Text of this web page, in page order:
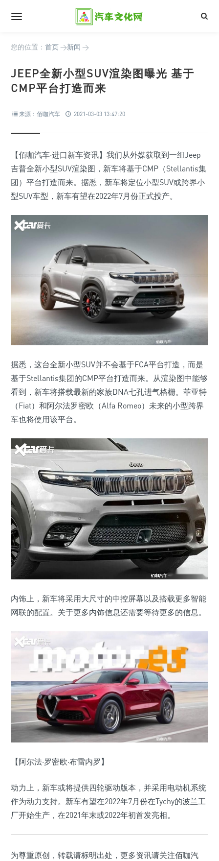
您的位置： 首页 >新闻 >
JEEP全新小型SUV渲染图曝光 基于
CMP平台打造而来
来源：佰咖汽车 2021-03-03 13:47:20
【佰咖汽车·进口新车资讯】我们从外媒获取到一组Jeep
吉普全新小型SUV渲染图，新车将基于CMP（Stellantis集
团）平台打造而来。据悉，新车将定位小型SUV或跨界小
型SUV车型，新车有望在2022年7月份正式投产。
据悉，这台全新小型SUV并不会基于FCA平台打造，而是
基于Stellantis集团的CMP平台打造而来。从渲染图中能够
看到，新车将搭载最新的家族DNA七孔进气格栅。菲亚特
（Fiat）和阿尔法罗密欧（Alfa Romeo）未来的小型跨界
车也将使用该平台。
内饰上，新车将采用大尺寸的中控屏幕以及搭载更多智能
网联的配置。关于更多内饰信息还需要等待更多的信息。
【阿尔法·罗密欧·布雷内罗】
动力上，新车或将提供四轮驱动版本，并采用电动机系统
作为动力支持。新车有望在2022年7月份在Tychy的波兰工
厂开始生产，在2021年末或2022年初首发亮相。
为尊重原创，转载请标明出处，更多资讯请关注佰咖汽